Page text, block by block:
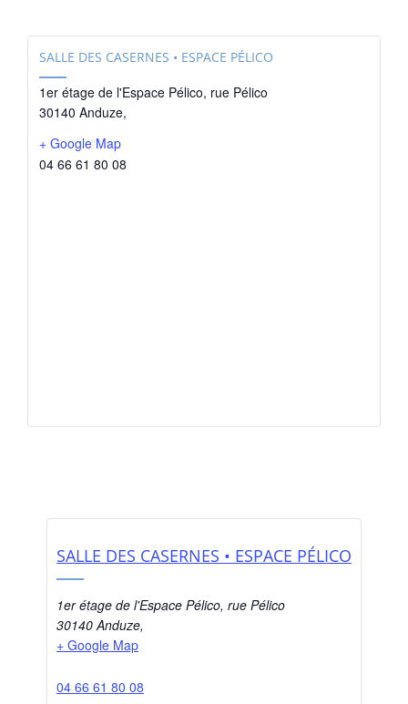
SALLE DES CASERNES • ESPACE PÉLICO
1er étage de l'Espace Pélico, rue Pélico
30140 Anduze,
+ Google Map
04 66 61 80 08
SALLE DES CASERNES • ESPACE PÉLICO
1er étage de l'Espace Pélico, rue Pélico
30140 Anduze,
+ Google Map
04 66 61 80 08